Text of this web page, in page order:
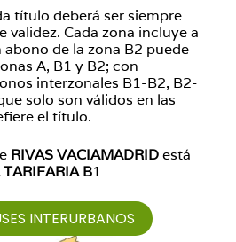
título deberá ser siempre
validez. Cada zona incluye a
abono de la zona B2 puede
A, B1 y B2; con
interzonales B1-B2, B2-
solo son válidos en las
el título.
RIVAS VACIAMADRIDestá
B1
INTERURBANOS